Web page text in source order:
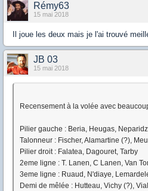
Rémy63
15 mai 2018
Il joue les deux mais je l'ai trouvé
JB 03
15 mai 2018
Recensement à la volée avec
Pilier gauche : Beria, Heugas,
Talonneur : Fischer, Alamartine (?),
Pilier droit : Falatea, Dagouret, Tarby
2eme ligne : T. Lanen, C Lanen, Van
3eme ligne : Ruaud, N'diaye,
Demi de mêlée : Hutteau, Vichy (?),